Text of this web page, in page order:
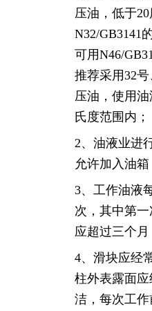
压油，低于
N32/GB3141
可用N46/
推荐采用32
压油，使用
氏度范围内；
2、油液业进
允许加入油箱
3、工作油液
次，其中第
应超过三个月
4、滑块应经
柱外表露面
洁，每次工